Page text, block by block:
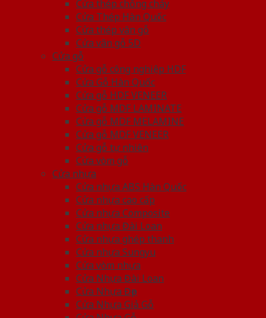
Cửa thép chống cháy
Cửa Thép Hàn Quốc
Cửa thép vân gỗ
Cửa vân gỗ 5D
Cửa gỗ
Cửa gỗ công nghiệp HDF
Cửa Gỗ Hàn Quốc
Cửa gỗ HDF VENEER
Cửa gỗ MDF LAMINATE
Cửa gỗ MDF MELAMINE
Cửa gỗ MDF VENEER
Cửa gỗ tự nhiên
Cửa vòm gỗ
Cửa nhựa
Cửa nhựa ABS Hàn Quốc
Cửa nhựa cao cấp
Cửa nhựa Composite
Cửa nhựa Đài Loan
Cửa nhựa ghép thanh
Cửa nhựa Sungyu
Cửa vòm nhựa
Cửa Nhựa Đài Loan
Cửa Nhựa Đẹp
Cửa Nhựa Giả Gỗ